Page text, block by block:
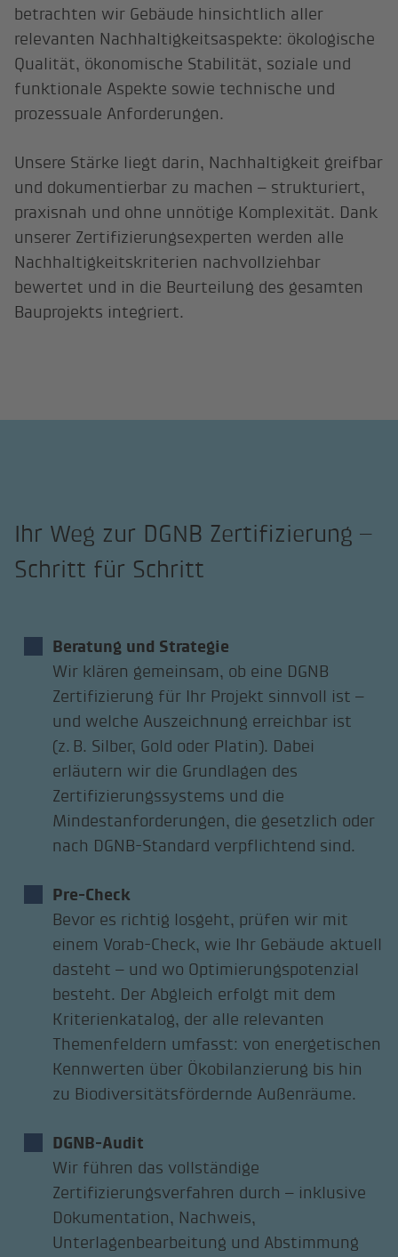
betrachten wir Gebäude hinsichtlich aller
relevanten Nachhaltigkeitsaspekte: ökologische
Qualität, ökonomische Stabilität, soziale und
funktionale Aspekte sowie technische und
prozessuale Anforderungen.
Unsere Stärke liegt darin, Nachhaltigkeit greifbar
und dokumentierbar zu machen – strukturiert,
praxisnah und ohne unnötige Komplexität. Dank
unserer Zertifizierungsexperten werden alle
Nachhaltigkeitskriterien nachvollziehbar
bewertet und in die Beurteilung des gesamten
Bauprojekts integriert.
Ihr Weg zur DGNB Zertifizierung –
Schritt für Schritt
Beratung und Strategie
Wir klären gemeinsam, ob eine DGNB
Zertifizierung für Ihr Projekt sinnvoll ist –
und welche Auszeichnung erreichbar ist
(z. B. Silber, Gold oder Platin). Dabei
erläutern wir die Grundlagen des
Zertifizierungssystems und die
Mindestanforderungen, die gesetzlich oder
nach DGNB-Standard verpflichtend sind.
Pre-Check
Bevor es richtig losgeht, prüfen wir mit
einem Vorab-Check, wie Ihr Gebäude aktuell
dasteht – und wo Optimierungspotenzial
besteht. Der Abgleich erfolgt mit dem
Kriterienkatalog, der alle relevanten
Themenfeldern umfasst: von energetischen
Kennwerten über Ökobilanzierung bis hin
zu Biodiversitätsfördernde Außenräume.
DGNB-Audit
Wir führen das vollständige
Zertifizierungsverfahren durch – inklusive
Dokumentation, Nachweis,
Unterlagenbearbeitung und Abstimmung